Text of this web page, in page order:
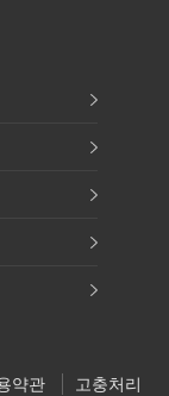
약관 고충처리